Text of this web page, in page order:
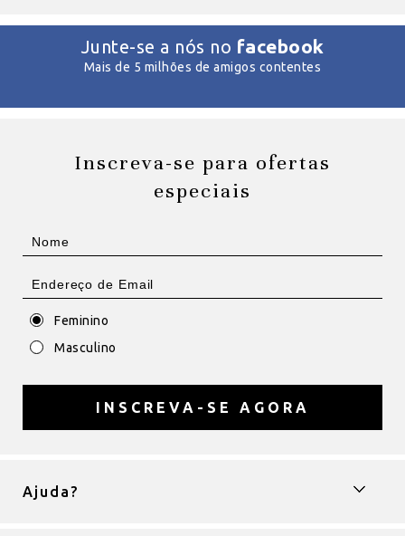
Junte-se a nós no facebook
Mais de 5 milhões de amigos contentes
Inscreva-se para ofertas
especiais
Feminino
Masculino
INSCREVA-SE AGORA
Ajuda?